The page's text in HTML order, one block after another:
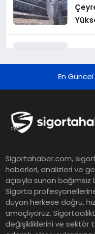
En
Sigortahaber.com,
haberleri, analizleri ve
açısıyla sunan
Sigorta
duyan herkese doğru,
amaçlıyoruz.
değişikliklerini ve sektör